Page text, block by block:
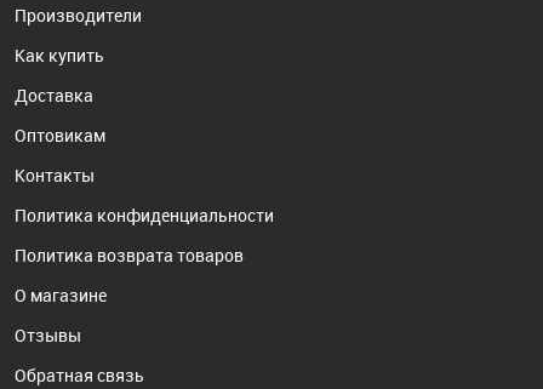
Производители
Как купить
Доставка
Оптовикам
Контакты
Политика конфиденциальности
Политика возврата товаров
О магазине
Отзывы
Обратная связь